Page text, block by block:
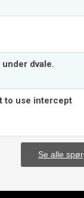
dvale.
to use intercept
Se alle